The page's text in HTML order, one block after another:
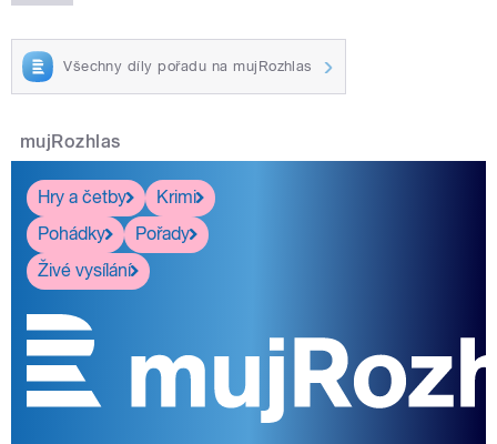
Všechny díly pořadu na mujRozhlas
mujRozhlas
Hry a četby
Krimi
Pohádky
Pořady
Živé vysílání